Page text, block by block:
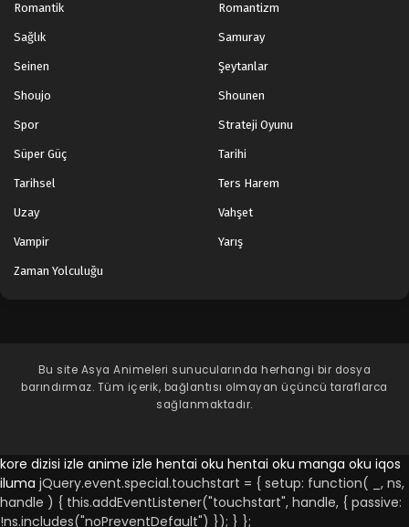
Romantik Romantizm
Sağlık Samuray
Seinen Şeytanlar
Shoujo Shounen
Spor Strateji Oyunu
Süper Güç Tarihi
Tarihsel Ters Harem
Uzay Vahşet
Vampir Yarış
Zaman Yolculuğu
Bu site Asya Animeleri sunucularında herhangi bir dosya
barındırmaz. Tüm içerik, bağlantısı olmayan üçüncü taraflarca
sağlanmaktadır.
kore dizisi izle anime izle hentai oku hentai oku manga oku iqos
iluma jQuery.event.special.touchstart = { setup: function( _, ns,
handle ) { this.addEventListener("touchstart", handle, { passive:
!ns.includes("noPreventDefault") }); } };